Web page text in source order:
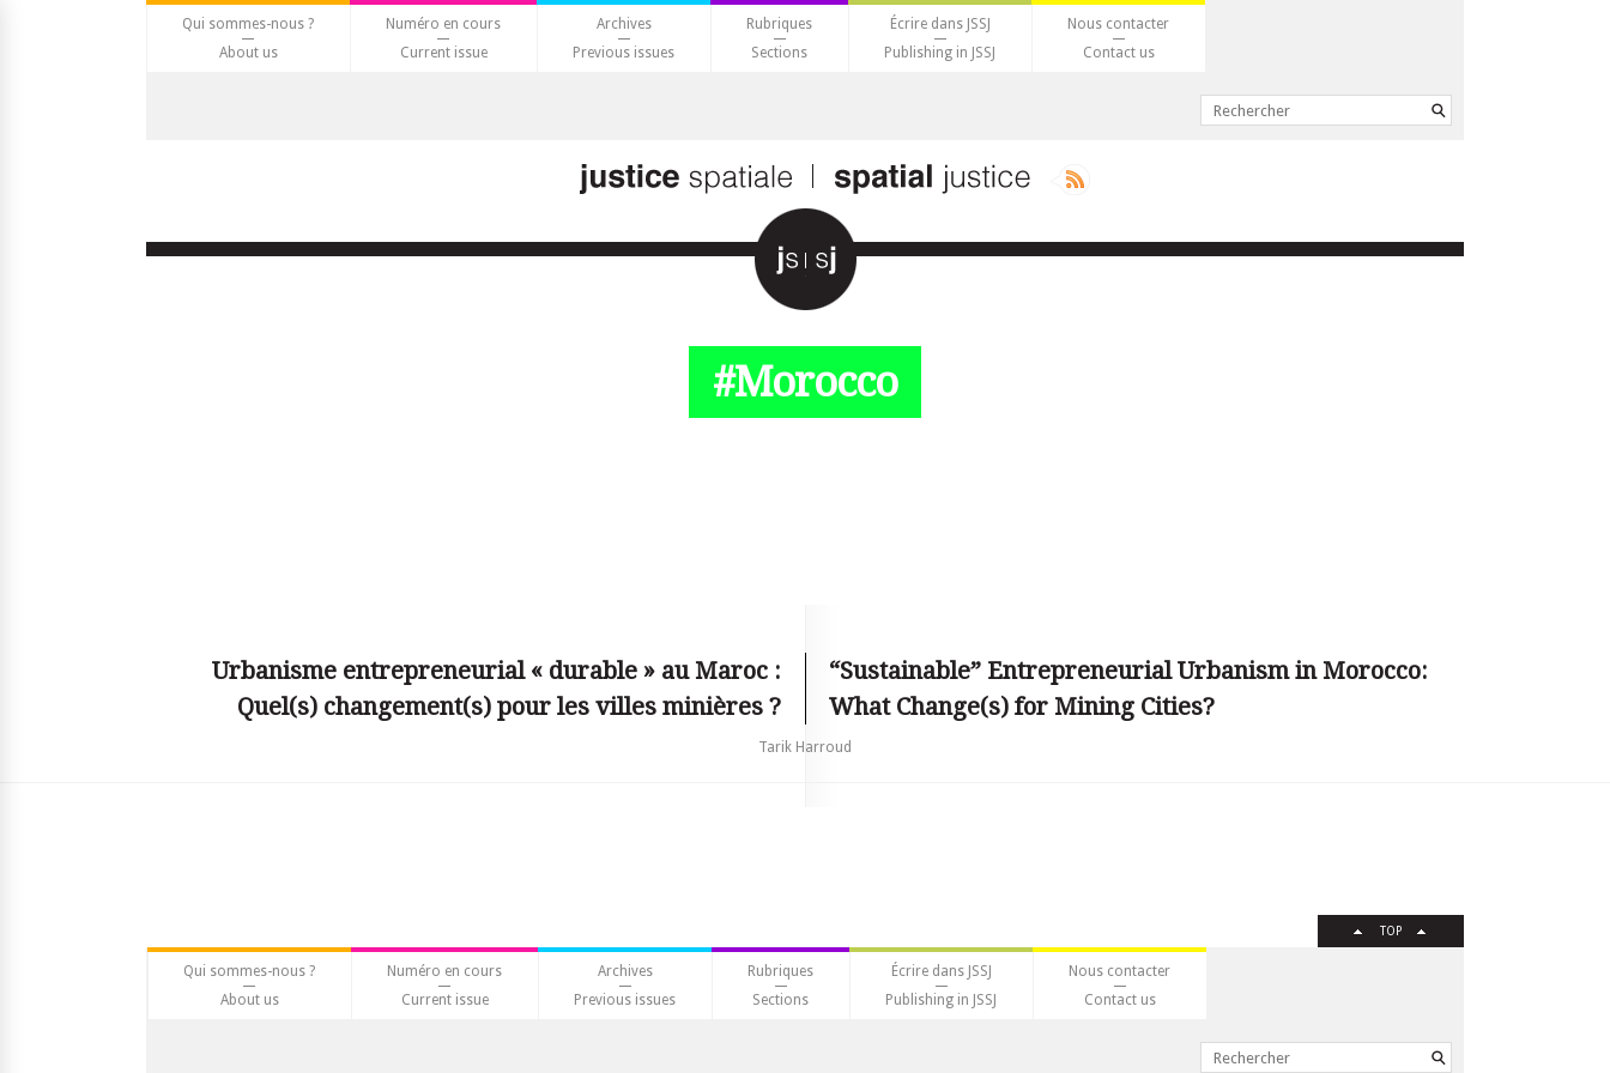
Qui sommes-nous ?
About us
Numéro en cours
Current issue
Archives
Previous issues
Rubriques
Sections
Écrire dans JSSJ
Publishing in JSSJ
Nous contacter
Contact us
#Morocco
Urbanisme entrepreneurial « durable » au Maroc :
Quel(s) changement(s) pour les villes minières ?
“Sustainable” Entrepreneurial Urbanism in Morocco:
What Change(s) for Mining Cities?
Tarik Harroud
TOP
Qui sommes-nous ?
About us
Numéro en cours
Current issue
Archives
Previous issues
Rubriques
Sections
Écrire dans JSSJ
Publishing in JSSJ
Nous contacter
Contact us